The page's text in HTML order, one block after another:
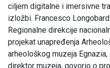
ciljem digitalne i imersivne
izložbi. Francesco
Regionalne direkcije
projekat unapređenja
arheološkog muzeja
direktor muzeja, govorio o